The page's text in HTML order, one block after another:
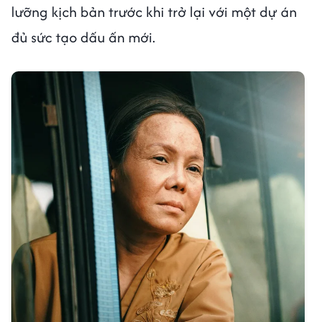
lưỡng kịch bản trước khi trở lại với một dự án
đủ sức tạo dấu ấn mới.